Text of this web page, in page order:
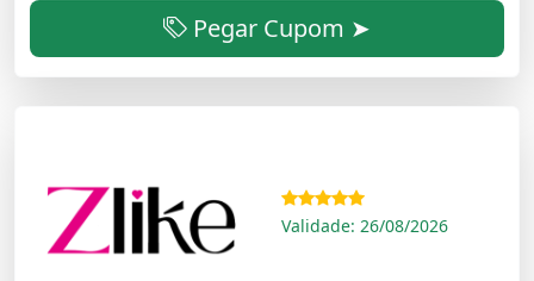
Pegar Cupom ➤
Validade: 26/08/2026